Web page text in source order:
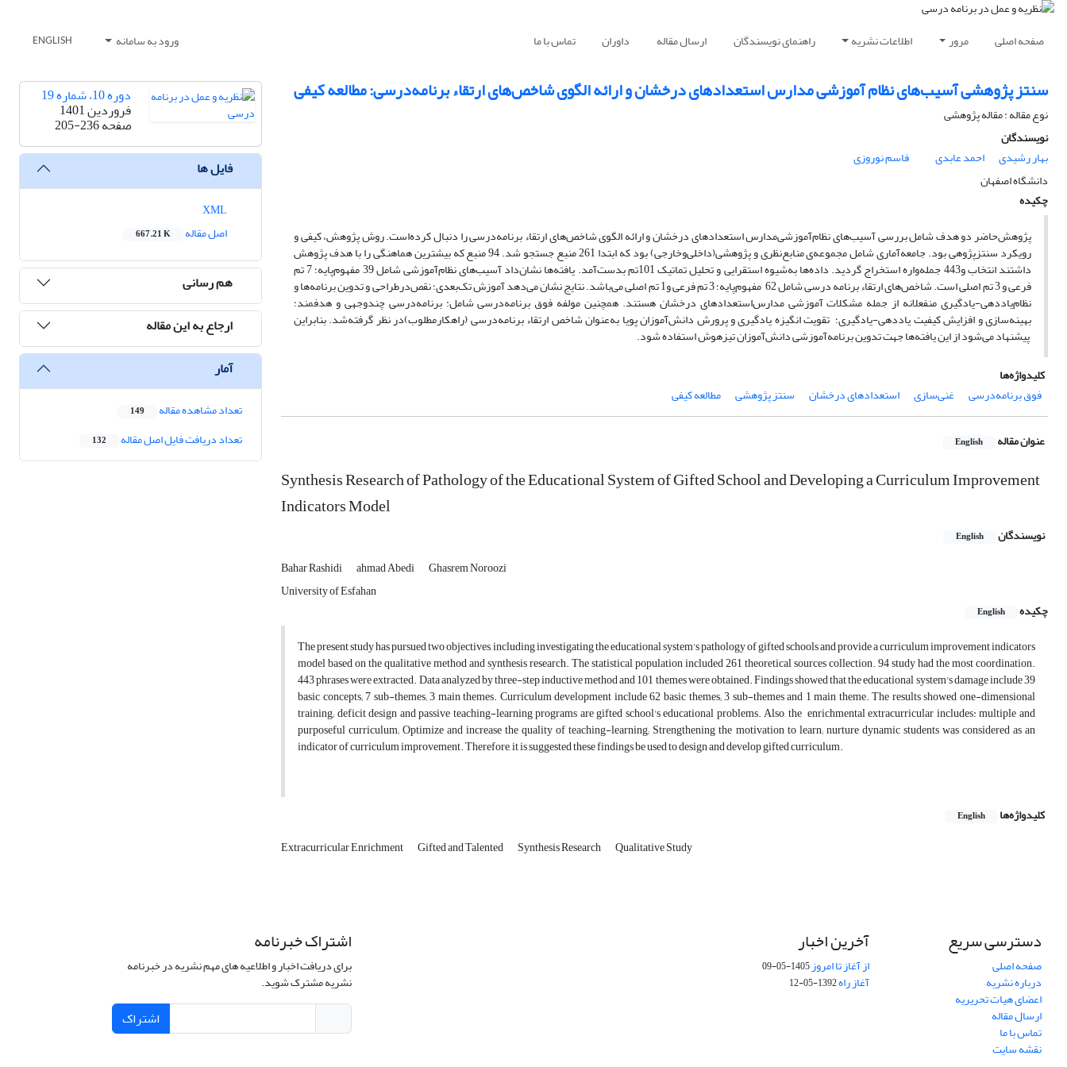
صفحه اصلی مرور اطلاعات نشریه راهنمای نویسندگان ارسال مقاله داوران تماس با ما ورود به سامانه ENGLISH
سنتز پژوهشی آسیب‌های نظام آموزشی مدارس استعدادهای درخشان و ارائه الگوی شاخص‌های ارتقاء برنامه‌درسی: مطالعه کیفی
نوع مقاله : مقاله پژوهشی
نویسندگان
بهار رشیدی
احمد عابدی
فاسم نوروزی
دانشگاه اصفهان
چکیده
پژوهش‌حاضر دو هدف ‌شامل بررسی آسیب‌های نظام‌آموزشی‌مدارس استعدادهای درخشان و ارائه الگوی شاخص‌های ارتقاء برنامه‌درسی را دنبال کرده‌است. روش پژوهش، ‌کیفی و
رویکرد سنتزپژوهی بود. جامعه‌آماری شامل مجموعه‌ی منابع‌‌نظری و پژوهشی(داخلی‌و‌خارجی) بود که ابتدا 261 منبع جستجو شد. 94 منبع که بیشترین هماهنگی را با هدف پژوهش
داشتند انتخاب و443 جمله‌واره استخراج گردید. داده‌ها به‌شیوه استقرایی و تحلیل تماتیک 101تم بدست‌آمد. یافته‌ها نشان‌داد آسیب‌های نظام‌‌آموزشی شامل 39 مفهوم‌پایه؛ 7 تم
‌فرعی و 3 تم‌ اصلی است. شاخص‌های ارتقاء برنامه‌ درسی شامل 62 مفهوم‌‌پایه؛ 3 تم ‌‌فرعی و1 تم اصلی می‌باشد. نتایج نشان می‌دهد آموزش تک‌بعدی؛ نقص‌درطراحی و تدوین برنامه‌ها و
نظام‌یاددهی-یادگیری منفعلانه از جمله مشکلات آموزشی مدارس‌استعدادهای درخشان هستند. همچنین مولفه فوق‌ برنامه‌درسی شامل: برنامه‌‌‌درسی چندوجهی و هدفمند؛
بهینه‌سازی ‌و افزایش کیفیت یاددهی-یادگیری؛ تقویتانگیزه یادگیری و پرورش دانش‌آموزان پویا به‌عنوان شاخص‌ ارتقاء برنامه‌درسی (راهکارمطلوب)در نظر گرفته‌شد. بنابراین
پیشنهاد می‌شود از این یافته‌ها جهت تدوین برنامه‌آموزشی دانش‌آموزان تیزهوش استفاده شود.
کلیدواژه‌ها
فوق برنامه‌‌درسی
غنی‌سازی استعدادهای ‌درخشان سنتز پژوهشی مطالعه کیفی
عنوان مقاله English
Synthesis Research of Pathology of the Educational System of Gifted School and Developing a Curriculum Improvement
Indicators Model
نویسندگان English
Bahar Rashidi ahmad Abedi
Ghasrem Noroozi
University of Esfahan
چکیده
English
The present study has pursued two objectives, including investigating the educational system's pathology of gifted schools and provide a curriculum improvement indicators
model based on the qualitative method and synthesis research. The statistical population included 261 theoretical sources collection. 94 study had the most coordination.
443 phrases were extracted. Data analyzed by three-step inductive method and 101 themes were obtained. Findings showed that the educational system's damage include 39
basic concepts; 7 sub-themes; 3 main themes. Curriculum development include 62 basic themes; 3 sub-themes and 1 main theme. The results showed one-dimensional
training; deficit design and passive teaching-learning programs are gifted school's educational problems. Also, the enrichmental extracurricular includes: multiple and
purposeful curriculum; Optimize and increase the quality of teaching-learning; Strengthening the motivation to learn; nurture dynamic students was considered as an
indicator of curriculum improvement. Therefore, it is suggested these findings be used to design and develop gifted curriculum.
کلیدواژه‌ها English
Extracurricular Enrichment Gifted and Talented Synthesis Research Qualitative Study
دوره 10، شماره 19
فروردین 1401
صفحه205-236
فایل ها
اصل مقاله
667.21 K
هم رسانی
ارجاع به این مقاله
آمار
تعداد مشاهده مقاله 149
تعداد دریافت فایل اصل مقاله 132
دسترسی سریع
صفحه اصلی
درباره نشریه
اعضای هیات تحریریه
ارسال مقاله
تماس با ما
نقشه سایت
آخرین اخبار
از آغاز تا امروز1405-05-09
آغاز راه1392-05-12
اشتراک خبرنامه
برای دریافت اخبار و اطلاعیه های مهم نشریه در خبرنامه
نشریه مشترک شوید.
اشتراک